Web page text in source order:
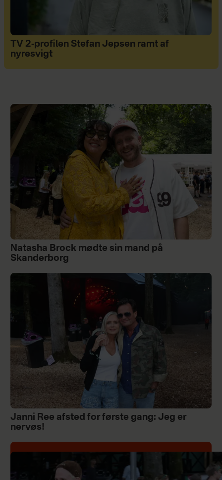
TV 2-profilen Stefan Jepsen ramt af
nyresvigt
Natasha Brock mødte sin mand på
Skanderborg
Janni Ree afsted for første gang: Jeg er
nervøs!